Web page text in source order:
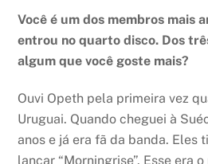
Você é um dos membros mais
entrou no quarto disco. Dos
algum que você goste mais?
Ouvi Opeth pela primeira vez
Uruguai. Quando cheguei à
anos e já era fã da banda. Eles
lançar “Morningrise”. Esse era